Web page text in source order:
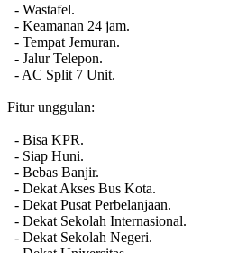
- Wastafel.
- Keamanan 24 jam.
- Tempat Jemuran.
- Jalur Telepon.
- AC Split 7 Unit.
Fitur unggulan:
- Bisa KPR.
- Siap Huni.
- Bebas Banjir.
- Dekat Akses Bus Kota.
- Dekat Pusat Perbelanjaan.
- Dekat Sekolah Internasional.
- Dekat Sekolah Negeri.